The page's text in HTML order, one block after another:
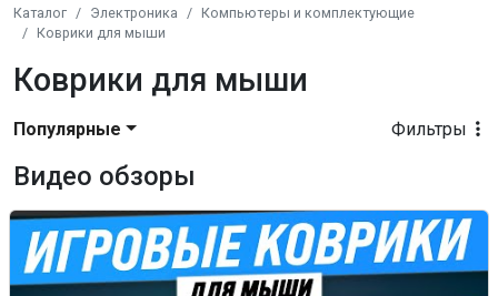
Каталог Электроника
Компьютеры и комплектующие
Коврики для мыши
Коврики для мыши
Фильтры
Популярные
Видео обзоры